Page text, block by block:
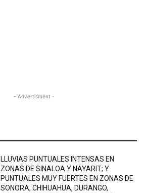
- Advertisment -
LLUVIAS PUNTUALES INTENSAS EN
ZONAS DE SINALOA Y NAYARIT; Y
PUNTUALES MUY FUERTES EN ZONAS DE
SONORA, CHIHUAHUA, DURANGO,